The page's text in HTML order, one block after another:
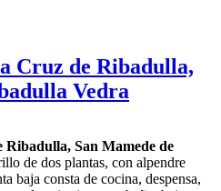
Cruz de Ribadulla,
Vedra
Ribadulla, San Mamede de
de dos plantas, con alpendre
baja consta de cocina, despensa,